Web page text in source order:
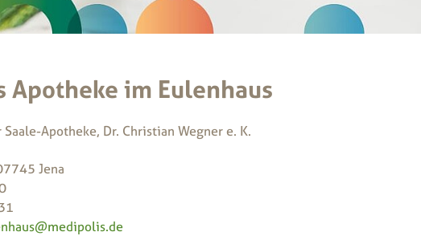
Apotheke im Eulenhaus
Apotheke, Dr. Christian Wegner e. K.
Jena